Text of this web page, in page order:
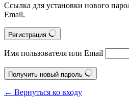
Ссылка для установки нового
Email.
Регистрация
Имя пользователя или Email
Получить новый пароль
← Вернуться ко входу